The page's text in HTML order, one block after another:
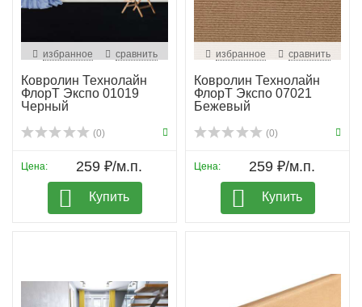
избранное сравнить
Ковролин Технолайн
ФлорТ Экспо 01019
Черный
(0)
Цена: 259 ₽/м.п.
Купить
избранное сравнить
Ковролин Технолайн
ФлорТ Экспо 07021
Бежевый
(0)
Цена: 259 ₽/м.п.
Купить